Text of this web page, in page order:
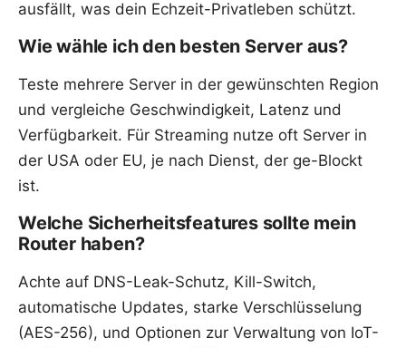
ausfällt, was dein Echzeit-Privatleben schützt.
Wie wähle ich den besten Server aus?
Teste mehrere Server in der gewünschten Region
und vergleiche Geschwindigkeit, Latenz und
Verfügbarkeit. Für Streaming nutze oft Server in
der USA oder EU, je nach Dienst, der ge-Blockt
ist.
Welche Sicherheitsfeatures sollte mein
Router haben?
Achte auf DNS-Leak-Schutz, Kill-Switch,
automatische Updates, starke Verschlüsselung
(AES-256), und Optionen zur Verwaltung von IoT-